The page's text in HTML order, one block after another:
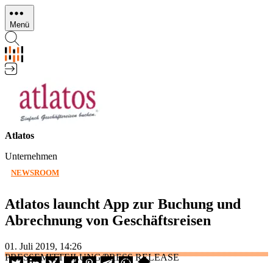
Direkt
zum
Inhalt
Menü
Atlatos
Unternehmen
NEWSROOM
Atlatos launcht App zur Buchung und
Abrechnung von Geschäftsreisen
01. Juli 2019, 14:26
PRESSEMITTEILUNG/PRESS RELEASE